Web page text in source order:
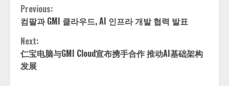
Continue
Reading
Previous:
컴팔과 GMI 클라우드, AI 인프라 개발 협력 발표
Next:
仁宝电脑与GMI Cloud宣布携手合作 推动AI基础架构
发展